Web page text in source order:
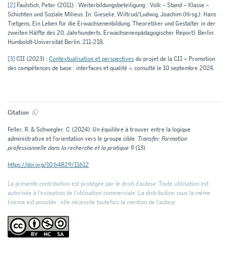
[2] Faulstich, Peter (2011) : Weiterbildungsbeteiligung : Volk – Stand – Klasse –
Schichten und Soziale Milieus. In: Gieseke, Wiltrud/Ludwig, Joachim (Hrsg.): Hans
Tietgens. Ein Leben für die Erwachsenenbildung. Theoretiker und Gestalter in der
zweiten Hälfte des 20. Jahrhunderts. Erwachsenenpädagogischer Report). Berlin:
Humboldt-Universität Berlin, 211-218.
[3]CII (2023) : Contextualisation et perspectivesdu projet de la CII « Promotion
des compétences de base : interfaces et qualité », consulté le 10 septembre 2024.
Citation
Feller, R. & Schwegler, C. (2024). Un équilibre à trouver entre la logique
administrative et l’orientation vers le groupe cible. Transfer. Formation
professionnelle dans la recherche et la pratique 9(13).
https://doi.org/10.64829/11612
La présente contribution est protégée par le droit d'auteur. Toute utilisation est
autorisée à l'exception de l'utilisation commerciale. La distribution sous la même
licence est possible ; elle nécessite toutefois la mention de l’auteur.